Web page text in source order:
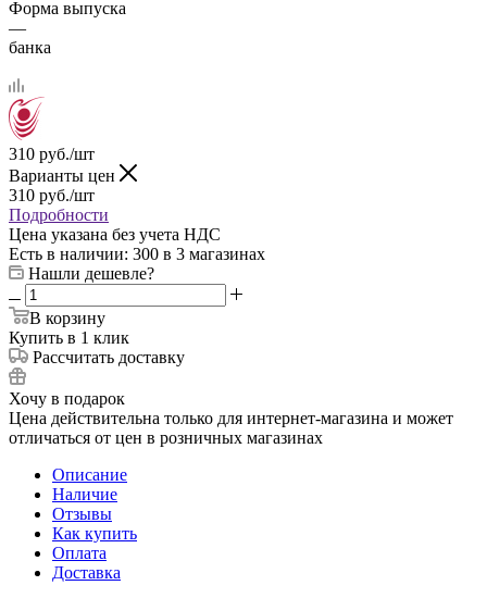
Форма выпуска
—
банка
310 руб./шт
Варианты цен
310 руб./шт
Подробности
Цена указана без учета НДС
Есть в наличии: 300 в 3 магазинах
Нашли дешевле?
В корзину
Купить в 1 клик
Рассчитать доставку
Хочу в подарок
Цена действительна только для интернет-магазина и может
отличаться от цен в розничных магазинах
Описание
Наличие
Отзывы
Как купить
Оплата
Доставка